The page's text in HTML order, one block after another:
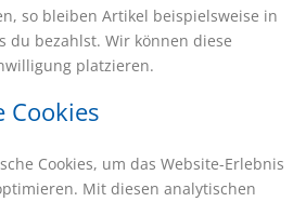
so bleiben Artikel beispielsweise in
du bezahlst. Wir können diese
platzieren.
Cookies
Cookies, um das Website-Erlebnis
Mit diesen analytischen